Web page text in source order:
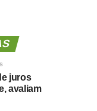
juros
avaliam